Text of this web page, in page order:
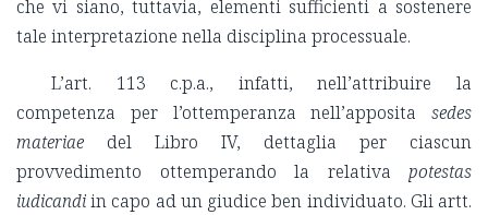
che vi siano, tuttavia, elementi sufficienti a sostenere
tale interpretazione nella disciplina processuale.
L’art. 113 c.p.a., infatti, nell’attribuire la
competenza per l’ottemperanza nell’apposita sedes
materiae del Libro IV, dettaglia per ciascun
provvedimento ottemperando la relativa potestas
iudicandiin capo ad un giudice ben individuato. Gli artt.